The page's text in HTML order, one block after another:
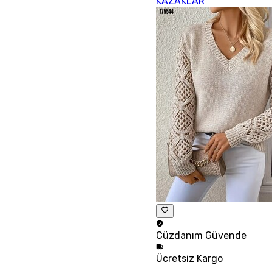
Cüzdanım Güvende
Ücretsiz Kargo